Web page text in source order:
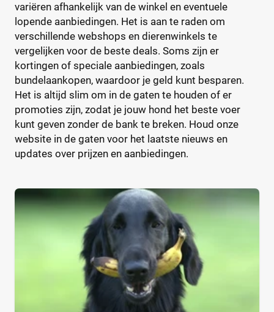
Artrose
Castratie
Diabetes
Drachtig en zogend
Gewrichten
Hart en lever
Herstel na ziekte
▼ +11 meer
Buffalo
variëren afhankelijk van de winkel en eventuele
lopende aanbiedingen. Het is aan te raden om
verschillende webshops en dierenwinkels te
vergelijken voor de beste deals. Soms zijn er
kortingen of speciale aanbiedingen, zoals
bundelaankopen, waardoor je geld kunt besparen.
Het is altijd slim om in de gaten te houden of er
promoties zijn, zodat je jouw hond het beste voer
kunt geven zonder de bank te breken. Houd onze
website in de gaten voor het laatste nieuws en
updates over prijzen en aanbiedingen.